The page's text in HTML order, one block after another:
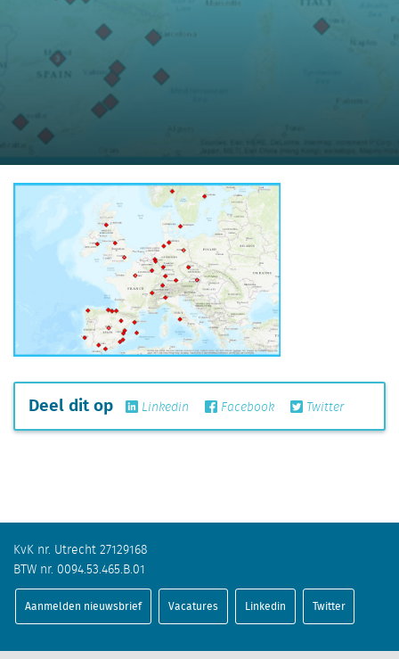
Deel dit op Linkedin Facebook Twitter
KvK nr. Utrecht 27129168
BTW nr. 0094.53.465.B.01
Aanmelden nieuwsbrief Vacatures Linkedin Twitter